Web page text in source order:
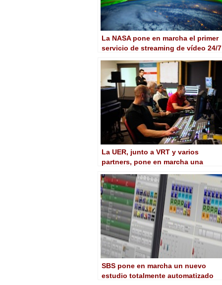
La NASA pone en marcha el primer
servicio de streaming de vídeo 24/7
La UER, junto a VRT y varios
partners, pone en marcha una
estudio totalmente IP
SBS pone en marcha un nuevo
estudio totalmente automatizado